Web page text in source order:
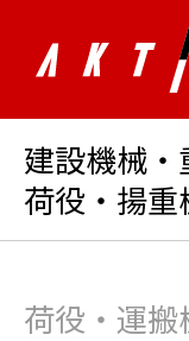
建設機械・
荷役・揚重
荷役・運搬